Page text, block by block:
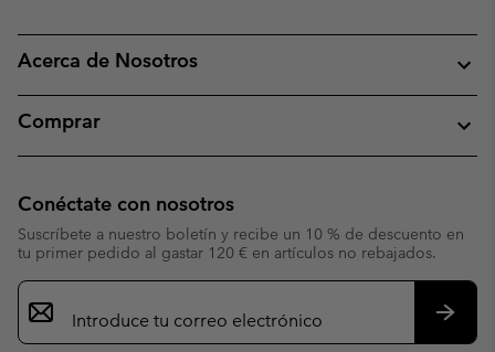
Acerca de Nosotros
Comprar
Conéctate con nosotros
Suscríbete a nuestro boletín y recibe un 10 % de descuento en
tu primer pedido al gastar 120 € en artículos no rebajados.
Suscripción
de
correo